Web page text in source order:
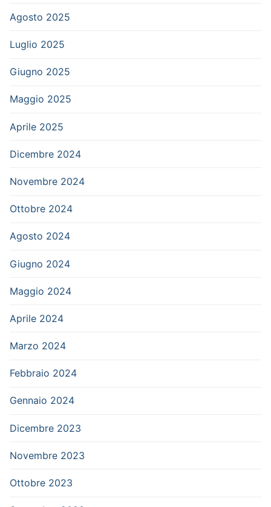
Agosto 2025
Luglio 2025
Giugno 2025
Maggio 2025
Aprile 2025
Dicembre 2024
Novembre 2024
Ottobre 2024
Agosto 2024
Giugno 2024
Maggio 2024
Aprile 2024
Marzo 2024
Febbraio 2024
Gennaio 2024
Dicembre 2023
Novembre 2023
Ottobre 2023